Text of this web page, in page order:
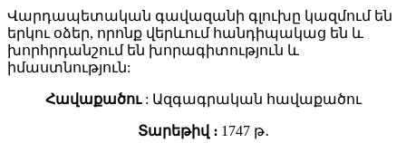
Վարդապետական գավազանի գլուխը կազմում են
երկու օձեր, որոնք վերևում հանդիպակաց են և
խորհրդանշում են խորագիտություն և
իմաստնություն:
Հավաքածու: Ազգագրական հավաքածու
Տարեթիվ ։ 1747 թ․